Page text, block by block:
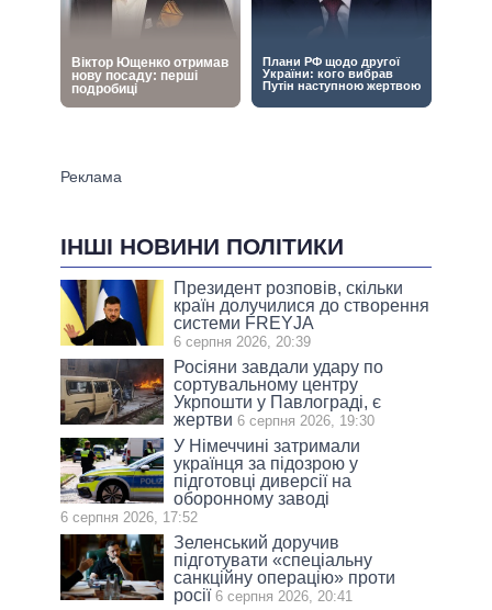
ІНШІ НОВИНИ ПОЛІТИКИ
Президент розповів, скільки
країн долучилися до створення
системи FREYJA
6 серпня 2026, 20:39
Росіяни завдали удару по
сортувальному центру
Укрпошти у Павлограді, є
жертви 6 серпня 2026, 19:30
У Німеччині затримали
українця за підозрою у
підготовці диверсії на
оборонному заводі
6 серпня 2026, 17:52
Зеленський доручив
підготувати «спеціальну
санкційну операцію» проти
росії 6 серпня 2026, 20:41